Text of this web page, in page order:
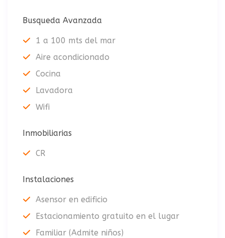
Busqueda Avanzada
1 a 100 mts del mar
Aire acondicionado
Cocina
Lavadora
Wifi
Inmobiliarias
CR
Instalaciones
Asensor en edificio
Estacionamiento gratuito en el lugar
Familiar (Admite niños)